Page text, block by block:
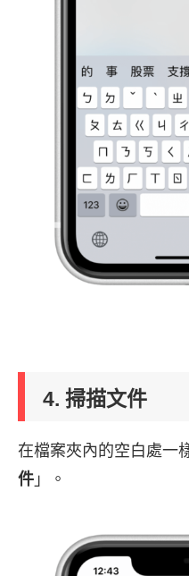
4. 掃描文件
在檔案夾內的空白處一
件 」。